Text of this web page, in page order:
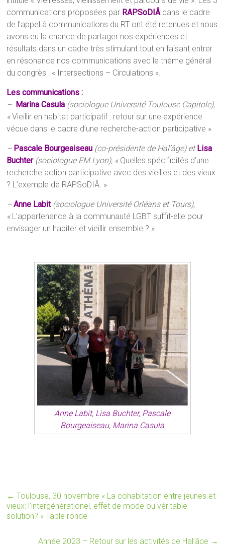
communications proposées par RAPSoDIÂdans le cadre
de l’appel à communications du RT ont été retenues et nous
avons eu la chance de partager nos expériences et
résultats dans un cadre très stimulant tout en faisant entrer
en résonance nos communications avec le thème général
du congrès : « Intersections – Circulations ».
Les communications :
– Marina Casula (sociologue Université Toulouse Capitole),
«Vieillir en habitat participatif : retour sur une expérience
vécue dans le cadre d’une recherche-action participative »
– Pascale Bourgeaiseau (co-présidente de Hal’âge) etLisa
Buchter(sociologue EM Lyon), « Quelles spécificités d’une
recherche action participative avec des vieilles et des vieux
? L’exemple de RAPSoDIÂ. »
–Anne Labit(sociologue Université Orléans et Tours),
« L’appartenance à la communauté LGBT suffit-elle pour
envisager un habiter et vieillir ensemble ? »
Anne Labit, Lisa Buchter, Pascale
Bourgeaiseau, Marina Casula
← Toulouse, 30 novembre « La cohabitation entre jeunes et
vieux: l’intergénérationel, effet de mode ou véritable
solution? » Table ronde
Année 2023 – Retour sur les activités de Hal’âge →